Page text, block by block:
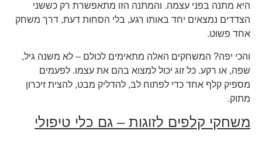
היא מתנה בפני עצמה. והמתנה הזו מתאפשרת רק כששני
הצדדים נמצאים יחד באותו רגע, בלי הסחות דעת, דרך משחק
אחד פשוט.
והכי יפה? המשחקים האלה מתאימים לכולם – לא משנה גיל,
שפה, או רקע. כל זוג יכול למצוא בהם את עצמו. לפעמים
מספיק קלף אחד כדי לפתוח לב, להדליק מבט, להצית זיכרון
מתוק.
משחקי קלפים לזוגות – גם כלי טיפולי